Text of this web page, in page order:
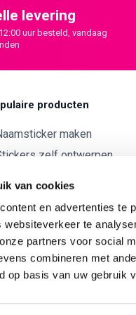
van cookies
en advertenties te
websiteverkeer te
partners voor social
combineren met
op basis van uw gebruik
levering
uur besteld, vandaag
producten
maken
zelf ontwerpen
je eigen kunststof
maken
je eigen Vilt tekst
je eigen rally naam